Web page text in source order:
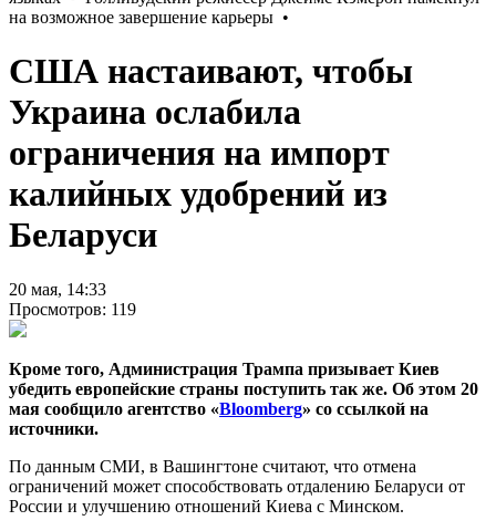
США настаивают, чтобы
Украина ослабила
ограничения на импорт
калийных удобрений из
Беларуси
20 мая, 14:33
Просмотров: 119
Кроме того, Администрация Трампа призывает Киев
убедить европейские страны поступить так же. Об этом 20
мая сообщило агентство «Bloomberg» со ссылкой на
источники.
По данным СМИ, в Вашингтоне считают, что отмена
ограничений может способствовать отдалению Беларуси от
России и улучшению отношений Киева с Минском.